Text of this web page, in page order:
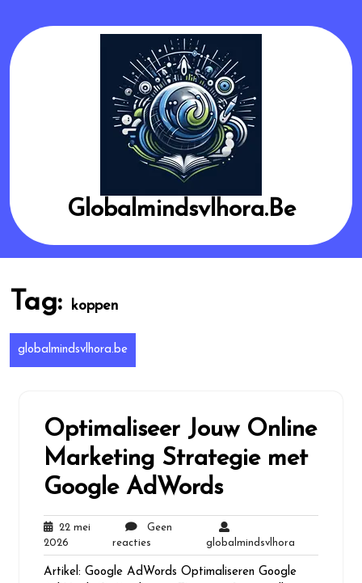
content
Globalmindsvlhora.be
Tag: koppen
globalmindsvlhora.be
Optimaliseer Jouw Online
Marketing Strategie met
Google AdWords
22 mei
2026
mei
2026
Geen
reacties
reacties
globalmindsvlhora
Artikel: Google AdWords Optimaliseren Google